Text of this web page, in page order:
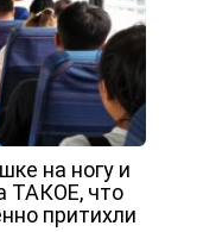
на ногу и
ТАКОЕ, что
притихли